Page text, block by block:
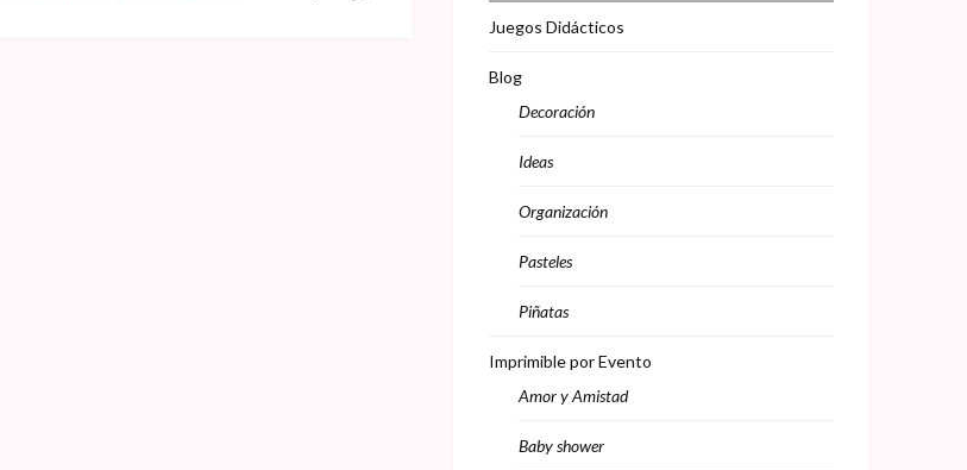
Juegos Didácticos
Blog
Decoración
Ideas
Organización
Pasteles
Piñatas
Imprimible por Evento
Amor y Amistad
Baby shower